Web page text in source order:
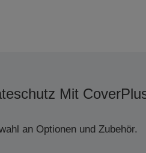
Mit
an Optionen und Zubehör.